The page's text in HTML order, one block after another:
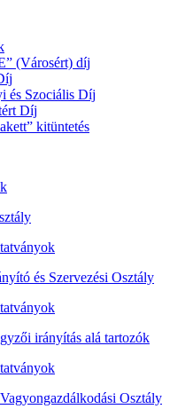
(Városért) díj
és Szociális Díj
Díj
kitüntetés
és Szervezési Osztály
irányítás alá tartozók
Osztály